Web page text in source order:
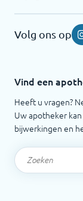
Volg ons op
Vind een
Heeft u vragen?
Uw apotheker
bijwerkingen en